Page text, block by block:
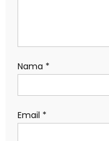
Nama *
Email *